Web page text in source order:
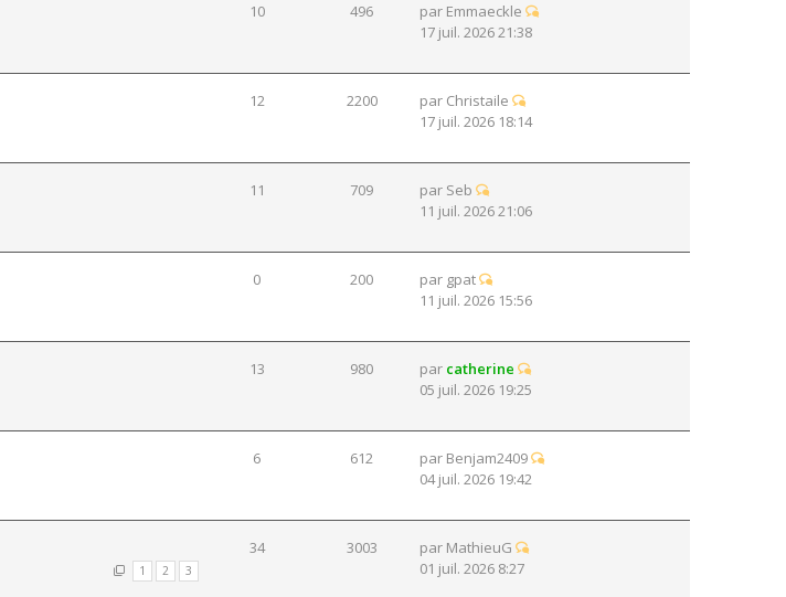
10 496 par Emmaeckle
17 juil. 2026 21:38
12 2200 par Christaile
17 juil. 2026 18:14
11 709 par Seb
11 juil. 2026 21:06
0 200 par gpat
11 juil. 2026 15:56
13 980 par catherine
05 juil. 2026 19:25
6 612 par Benjam2409
04 juil. 2026 19:42
1 2 3
34 3003 par MathieuG
01 juil. 2026 8:27